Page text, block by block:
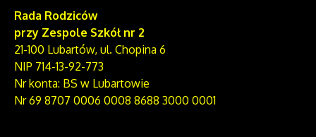
Rada Rodziców
przy Zespole Szkół nr 2
21-100 Lubartów, ul. Chopina 6
NIP 714-13-92-773
Nr konta: BS w Lubartowie
Nr 69 8707 0006 0008 8688 3000 0001